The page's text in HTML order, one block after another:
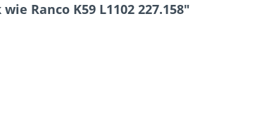
Ranco K59 L1102 227.158"